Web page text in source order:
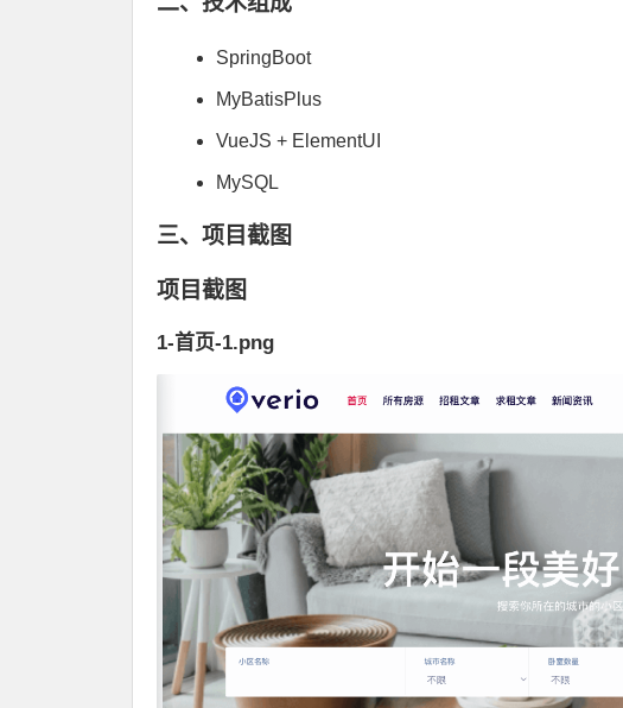
SpringBoot
MyBatisPlus
VueJS + ElementUI
MySQL
三、项目截图
项目截图
1-首页-1.png